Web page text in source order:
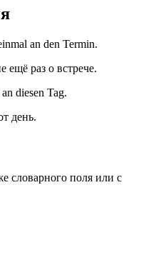
an den Termin.
ещё раз о встрече.
diesen Tag.
день.
словарного поля или с